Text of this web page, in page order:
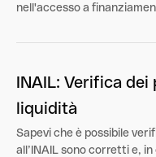
nell'accesso a
INAIL: Verifica
liquidità
Sapevi che è possibile
all’INAIL sono corretti e,